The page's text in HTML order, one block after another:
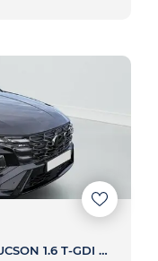
1.6 T-GDI HYBRID 239 N LINE - TUCSON 1.6 T-GDI HYBRID 239 N LINE